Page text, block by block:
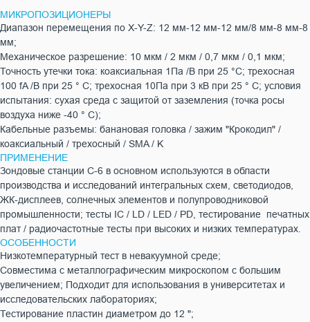
МИКРОПОЗИЦИОНЕРЫ
Диапазон перемещения по X-Y-Z: 12 мм-12 мм-12 мм/8 мм-8 мм-8
мм;
Механическое разрешение: 10 мкм / 2 мкм / 0,7 мкм / 0,1 мкм;
Точность утечки тока: коаксиальная 1Па /В при 25 °C; трехосная
100 fA /В при 25 ° C; трехосная 10Па при 3 кВ при 25 ° C; условия
испытания: сухая среда с защитой от заземления (точка росы
воздуха ниже -40 ° C);
Кабельные разъемы: банановая головка / зажим "Крокодил" /
коаксиальный / трехосный / SMA / K
ПРИМЕНЕНИЕ
Зондовые станции C-6 в основном используются в области
производства и исследований интегральных схем, светодиодов,
ЖК-дисплеев, солнечных элементов и полупроводниковой
промышленности; тесты IC / LD / LED / PD, тестирование печатных
плат / радиочастотные тесты при высоких и низких температурах.
ОСОБЕННОСТИ
Низкотемпературный тест в невакуумной среде;
Совместима с металлографическим микроскопом с большим
увеличением; Подходит для использования в университетах и
исследовательских лабораториях;
Тестирование пластин диаметром до 12 ";